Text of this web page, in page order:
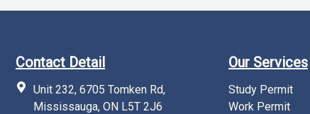
Contact Detail
Unit 232, 6705 Tomken Rd,
Mississauga, ON L5T 2J6
Our Services
Study Permit
Work Permit